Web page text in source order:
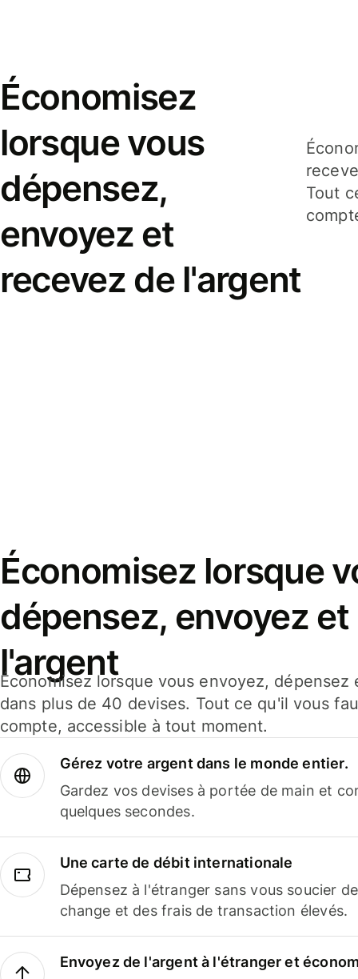
Économisez
lorsque vous
dépensez,
envoyez et
recevez de l'argent
Tout
Économisez lorsque
dépensez, envoyez
l'argent
Économisez lorsque vous envoyez,
dans plus de 40 devises. Tout ce qu'il vous
compte, accessible à tout moment.
Gérez votre argent dans le monde entier.
Gardez vos devises à portée de main et
quelques secondes.
Une carte de débit internationale
Dépensez à l'étranger sans vous soucier
change et des frais de transaction élevés.
Envoyez de l'argent à l'étranger et